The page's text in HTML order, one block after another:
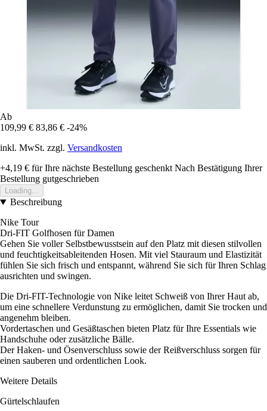
Ab
109,99 € 83,86 € -24%
inkl. MwSt. zzgl. Versandkosten
+4,19 € für Ihre nächste Bestellung geschenkt Nach Bestätigung Ihrer
Bestellung gutgeschrieben
Loading...
Beschreibung
Nike Tour
Dri-FIT Golfhosen für Damen
Gehen Sie voller Selbstbewusstsein auf den Platz mit diesen stilvollen
und feuchtigkeitsableitenden Hosen. Mit viel Stauraum und Elastizität
fühlen Sie sich frisch und entspannt, während Sie sich für Ihren Schlag
ausrichten und swingen.
Die Dri-FIT-Technologie von Nike leitet Schweiß von Ihrer Haut ab,
um eine schnellere Verdunstung zu ermöglichen, damit Sie trocken und
angenehm bleiben.
Vordertaschen und Gesäßtaschen bieten Platz für Ihre Essentials wie
Handschuhe oder zusätzliche Bälle.
Der Haken- und Ösenverschluss sowie der Reißverschluss sorgen für
einen sauberen und ordentlichen Look.
Weitere Details
Gürtelschlaufen